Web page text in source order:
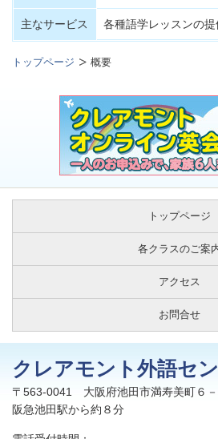
主なサービス 各種語学レッスンの提
トップページ 概要
トップページ
各クラスのご案
アクセス
お問合せ
クレアモント外語セ
〒563-0041 大阪府池田市満寿美町６－
阪急池田駅から約８分